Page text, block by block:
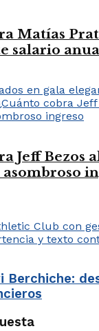
Matías
salario
Jeff Bezos
asombroso
Berchiche: